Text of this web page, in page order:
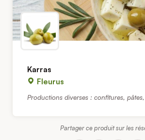
Karras
Fleurus
Productions diverses : confitures,
Partager ce produit sur les